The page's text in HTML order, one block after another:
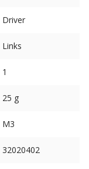
Driver
Links
1
25 g
M3
32020402